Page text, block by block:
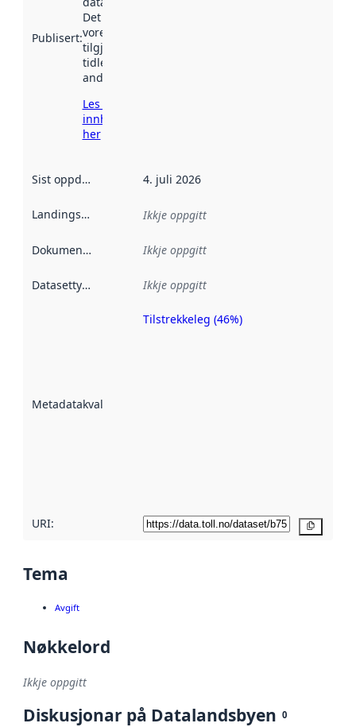
Publisert:
Det kan ha
vore
tilgjengeleg
tidlegare
andre stader.
Les meir om
innhenting
her
Sist oppdatert 4. juli 2026
Landingsside Ikkje oppgitt
Dokumentasjon Ikkje oppgitt
Datasettype Ikkje oppgitt
Metadatakvalitet
Metadatakvalitet
Tilstrekkeleg (46%)
URI:
Tema
Avgift
Nøkkelord
Ikkje oppgitt
Diskusjonar på Datalandsbyen 0